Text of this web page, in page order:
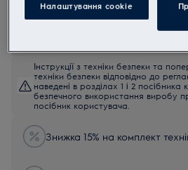
Інструкції з техніки безпеки та
техніки безпеки відповідно до
наведені в розділах 1 і 2
безпечного використання виробу
посібник користувача.
Знижка 15% на комплект
Налаштування cookie